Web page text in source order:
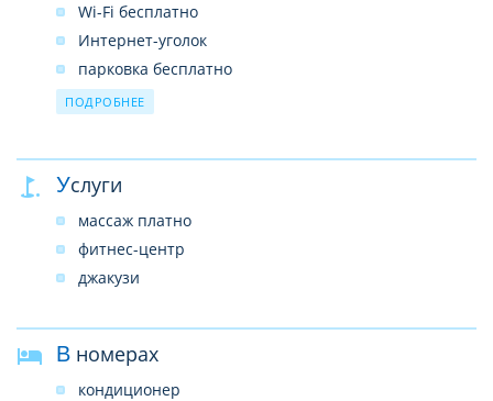
Wi-Fi бесплатно
Интернет-уголок
парковка бесплатно
ресторан
бизнес-центр
прачечная платно
ПОДРОБНЕЕ
Услуги
массаж платно
фитнес-центр
джакузи
В номерах
кондиционер